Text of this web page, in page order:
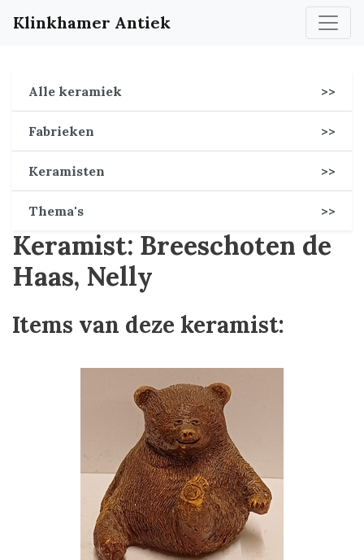
Klinkhamer Antiek
Alle keramiek >>
Fabrieken >>
Keramisten >>
Thema's >>
Keramist: Breeschoten de
Haas, Nelly
Items van deze keramist: